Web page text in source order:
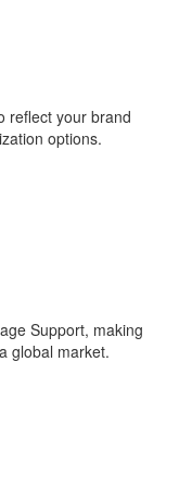
reflect your brand
options.
Support, making
global market.